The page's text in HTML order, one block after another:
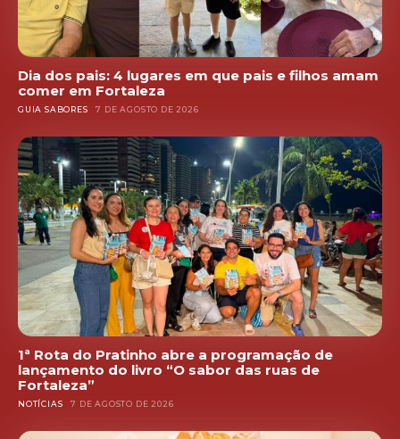
Dia dos pais: 4 lugares em que pais e filhos amam
comer em Fortaleza
GUIA SABORES 7 DE AGOSTO DE 2026
1ª Rota do Pratinho abre a programação de
lançamento do livro “O sabor das ruas de
Fortaleza”
NOTÍCIAS 7 DE AGOSTO DE 2026